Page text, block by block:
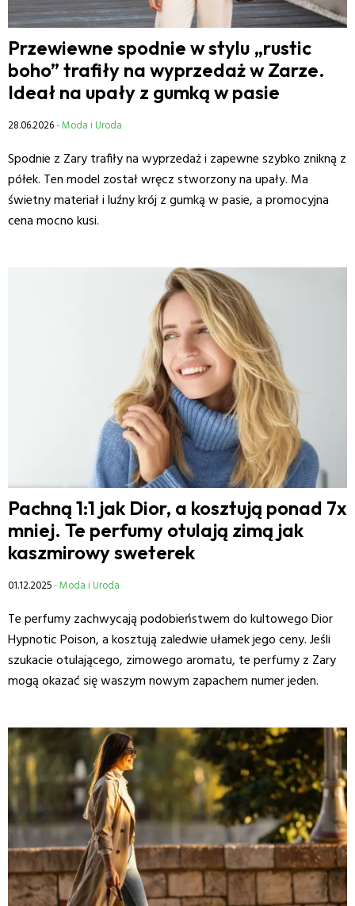
Przewiewne spodnie w stylu „rustic
boho” trafiły na wyprzedaż w Zarze.
Ideał na upały z gumką w pasie
28.06.2026- Moda i Uroda
Spodnie z Zary trafiły na wyprzedaż i zapewne szybko znikną z
półek. Ten model został wręcz stworzony na upały. Ma
świetny materiał i luźny krój z gumką w pasie, a promocyjna
cena mocno kusi.
Pachną 1:1 jak Dior, a kosztują ponad 7x
mniej. Te perfumy otulają zimą jak
kaszmirowy sweterek
01.12.2025- Moda i Uroda
Te perfumy zachwycają podobieństwem do kultowego Dior
Hypnotic Poison, a kosztują zaledwie ułamek jego ceny. Jeśli
szukacie otulającego, zimowego aromatu, te perfumy z Zary
mogą okazać się waszym nowym zapachem numer jeden.